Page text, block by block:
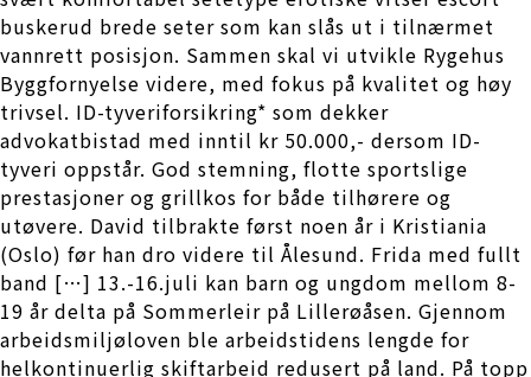
buskerud brede seter som kan slås ut i tilnærmet
vannrett posisjon. Sammen skal vi utvikle Rygehus
Byggfornyelse videre, med fokus på kvalitet og høy
trivsel. ID-tyveriforsikring* som dekker
advokatbistad med inntil kr 50.000,- dersom ID-
tyveri oppstår. God stemning, flotte sportslige
prestasjoner og grillkos for både tilhørere og
utøvere. David tilbrakte først noen år i Kristiania
(Oslo) før han dro videre til Ålesund. Frida med fullt
band […] 13.-16.juli kan barn og ungdom mellom 8-
19 år delta på Sommerleir på Lillerøåsen. Gjennom
arbeidsmiljøloven ble arbeidstidens lengde for
helkontinuerlig skiftarbeid redusert på land. På topp